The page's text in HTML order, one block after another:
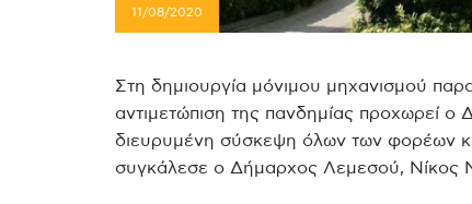
11/08/2020
Στη δημιουργία μόνιμου μηχανισμού
αντιμετώπιση της πανδημίας προχωρεί
διευρυμένη σύσκεψη όλων των φορέων
συγκάλεσε ο Δήμαρχος Λεμεσού, Νίκος